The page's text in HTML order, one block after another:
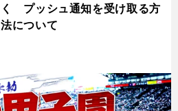
く プッシュ通知を受け取る方
法について